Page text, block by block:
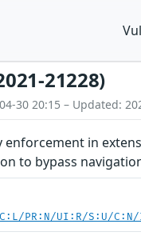
21228)
30 20:15 – Updated:
in
to bypass
PR:N/UI:R/S:U/